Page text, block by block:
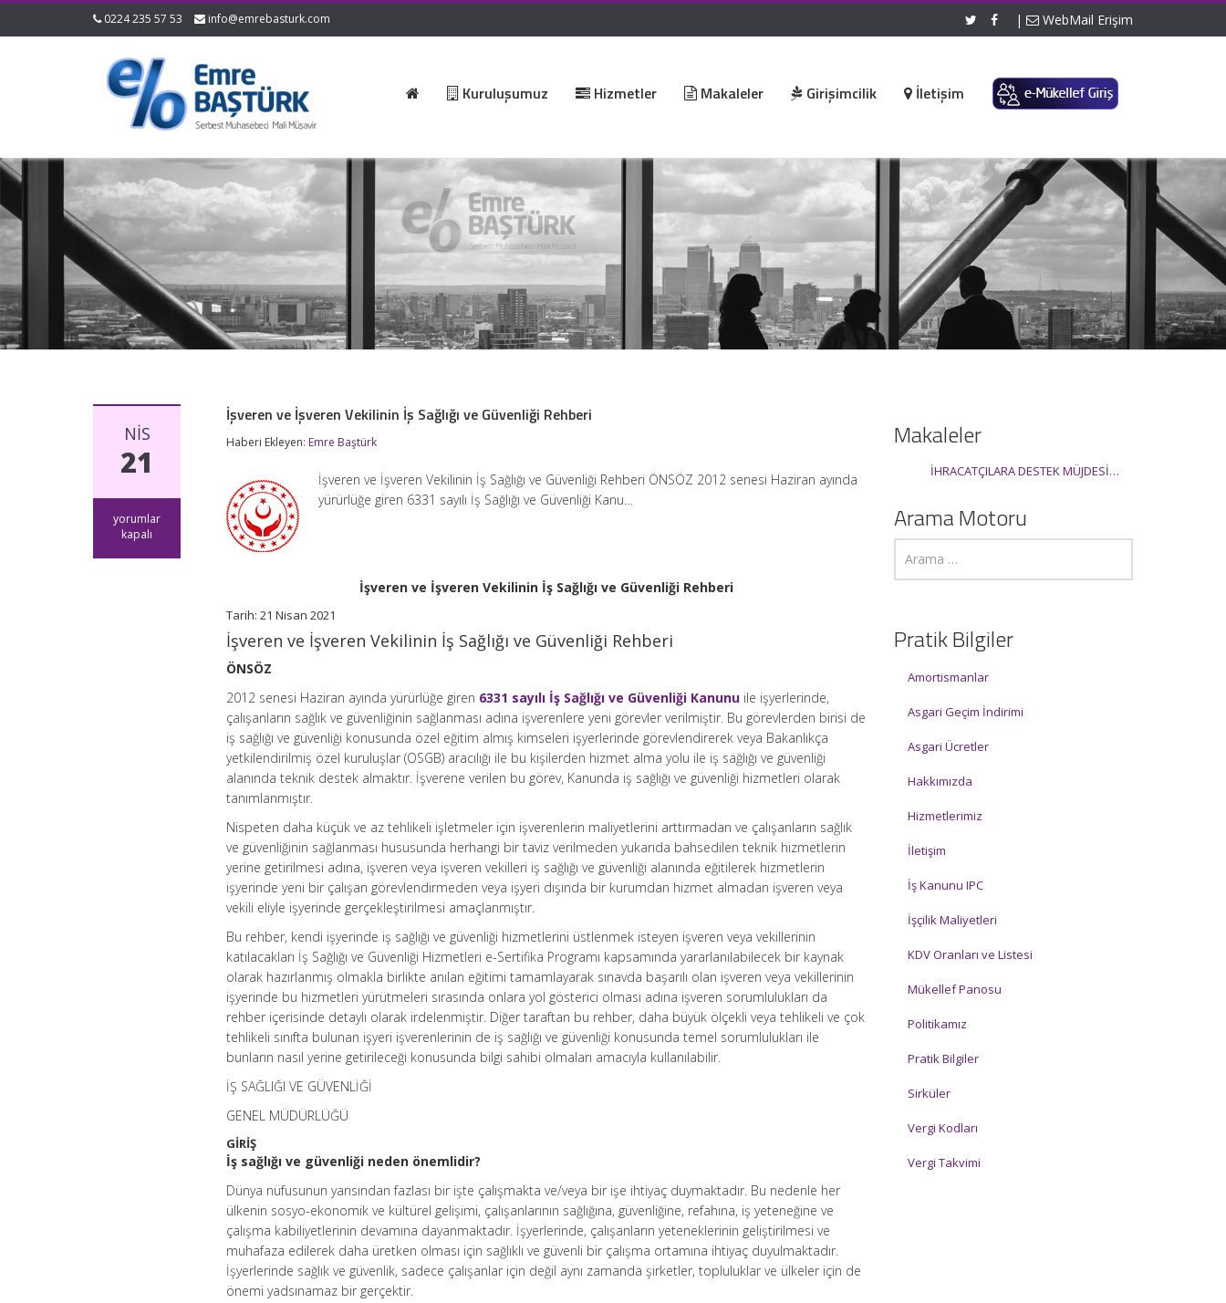
0224 235 57 53 info@emrebasturk.com | WebMail Erişim
Kuruluşumuz Hizmetler Makaleler Girişimcilik İletişim
NIS
21
İşveren
yorumlar
kapalı
İşveren ve İşveren Vekilinin İş Sağlığı ve Güvenliği Rehberi
Haberi Ekleyen: Emre Baştürk
İşveren ve İşveren Vekilinin İş Sağlığı ve Güvenliği Rehberi ÖNSÖZ 2012 senesi Haziran ayında
yürürlüğe giren 6331 sayılı İş Sağlığı ve Güvenliği Kanu…
İşveren ve İşveren Vekilinin İş Sağlığı ve Güvenliği Rehberi
Tarih: 21 Nisan 2021
İşveren ve İşveren Vekilinin İş Sağlığı ve Güvenliği Rehberi
ÖNSÖZ
2012 senesi Haziran ayında yürürlüğe giren 6331 sayılı İş Sağlığı ve Güvenliği Kanunu ile işyerlerinde,
çalışanların sağlık ve güvenliğinin sağlanması adına işverenlere yeni görevler verilmiştir. Bu görevlerden birisi de
iş sağlığı ve güvenliği konusunda özel eğitim almış kimseleri işyerlerinde görevlendirerek veya Bakanlıkça
yetkilendirilmiş özel kuruluşlar (OSGB) aracılığı ile bu kişilerden hizmet alma yolu ile iş sağlığı ve güvenliği
alanında teknik destek almaktır. İşverene verilen bu görev, Kanunda iş sağlığı ve güvenliği hizmetleri olarak
tanımlanmıştır.
Nispeten daha küçük ve az tehlikeli işletmeler için işverenlerin maliyetlerini arttırmadan ve çalışanların sağlık
ve güvenliğinin sağlanması hususunda herhangi bir taviz verilmeden yukarıda bahsedilen teknik hizmetlerin
yerine getirilmesi adına, işveren veya işveren vekilleri iş sağlığı ve güvenliği alanında eğitilerek hizmetlerin
işyerinde yeni bir çalışan görevlendirmeden veya işyeri dışında bir kurumdan hizmet almadan işveren veya
vekili eliyle işyerinde gerçekleştirilmesi amaçlanmıştır.
Bu rehber, kendi işyerinde iş sağlığı ve güvenliği hizmetlerini üstlenmek isteyen işveren veya vekillerinin
katılacakları İş Sağlığı ve Güvenliği Hizmetleri e-Sertifika Programı kapsamında yararlanılabilecek bir kaynak
olarak hazırlanmış olmakla birlikte anılan eğitimi tamamlayarak sınavda başarılı olan işveren veya vekillerinin
işyerinde bu hizmetleri yürütmeleri sırasında onlara yol gösterici olması adına işveren sorumlulukları da
rehber içerisinde detaylı olarak irdelenmiştir. Diğer taraftan bu rehber, daha büyük ölçekli veya tehlikeli ve çok
tehlikeli sınıfta bulunan işyeri işverenlerinin de iş sağlığı ve güvenliği konusunda temel sorumlulukları ile
bunların nasıl yerine getirileceği konusunda bilgi sahibi olmaları amacıyla kullanılabilir.
İŞ SAĞLIĞI VE GÜVENLİĞİ
GENEL MÜDÜRLÜĞÜ
GİRİŞ
İş sağlığı ve güvenliği neden önemlidir?
Dünya nüfusunun yarısından fazlası bir işte çalışmakta ve/veya bir işe ihtiyaç duymaktadır. Bu nedenle her
ülkenin sosyo-ekonomik ve kültürel gelişimi, çalışanlarının sağlığına, güvenliğine, refahına, iş yeteneğine ve
çalışma kabiliyetlerinin devamına dayanmaktadır. İşyerlerinde, çalışanların yeteneklerinin geliştirilmesi ve
muhafaza edilerek daha üretken olması için sağlıklı ve güvenli bir çalışma ortamına ihtiyaç duyulmaktadır.
İşyerlerinde sağlık ve güvenlik, sadece çalışanlar için değil aynı zamanda şirketler, topluluklar ve ülkeler için de
önemi yadsınamaz bir gerçektir.
Makaleler
İHRACATÇILARA DESTEK MÜJDESİ…
Arama Motoru
Pratik Bilgiler
Amortismanlar
Asgari Geçim İndirimi
Asgari Ücretler
Hakkımızda
Hizmetlerimiz
İletişim
İş Kanunu IPC
İşçilik Maliyetleri
KDV Oranları ve Listesi
Mükellef Panosu
Politikamız
Pratik Bilgiler
Sirküler
Vergi Kodları
Vergi Takvimi